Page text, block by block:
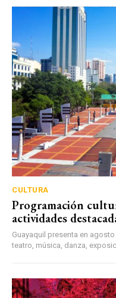
CULTURA
Programación
actividades
Guayaquil presenta en
teatro, música, danza,